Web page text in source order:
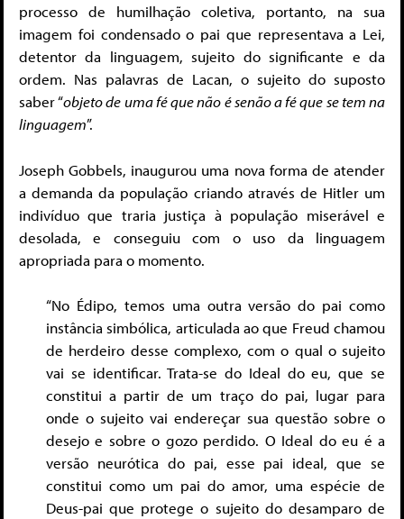
processo de humilhação coletiva, portanto, na sua
imagem foi condensado o pai que representava a Lei,
detentor da linguagem, sujeito do significante e da
ordem. Nas palavras de Lacan, o sujeito do suposto
saber “objeto de uma fé que não é senão a fé que se tem na
linguagem”.
Joseph Gobbels, inaugurou uma nova forma de atender
a demanda da população criando através de Hitler um
indivíduo que traria justiça à população miserável e
desolada, e conseguiu com o uso da linguagem
apropriada para o momento.
“No Édipo, temos uma outra versão do pai como
instância simbólica, articulada ao que Freud chamou
de herdeiro desse complexo, com o qual o sujeito
vai se identificar. Trata-se do Ideal do eu, que se
constitui a partir de um traço do pai, lugar para
onde o sujeito vai endereçar sua questão sobre o
desejo e sobre o gozo perdido. O Ideal do eu é a
versão neurótica do pai, esse pai ideal, que se
constitui como um pai do amor, uma espécie de
Deus-pai que protege o sujeito do desamparo de